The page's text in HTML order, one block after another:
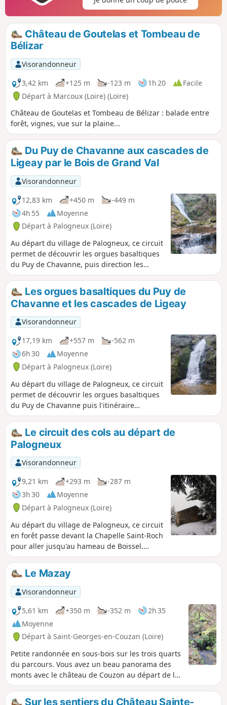
Château de Goutelas et Tombeau de
Bélizar
Visorandonneur
3,42 km
+125 m -123 m 1h 20
Facile
Départ à Marcoux (Loire) (Loire)
Château de Goutelas et Tombeau de Bélizar : balade entre
forêt, vignes, vue sur la plaine...
Du Puy de Chavanne aux cascades de
Ligeay par le Bois de Grand Val
Visorandonneur
12,83 km
+450 m
-449 m
4h 55
Moyenne
Départ à Palogneux (Loire)
Au départ du village de Palogneux, ce circuit
permet de découvrir les orgues basaltiques
du Puy de Chavanne, puis direction les
fabuleuses cascades de Ligeay. Le retour
s'effectue en passant par le Bois de Grand
Val. Les orgues basaltiques du Puy de
Chavanne et les cascades de Ligeay
Visorandonneur
17,19 km
+557 m
-562 m
6h 30
Moyenne
Départ à Palogneux (Loire)
Au départ du village de Palogneux, ce circuit
permet de découvrir les orgues basaltiques
du Puy de Chavanne puis l'itinéraire
continue par les cascades de Ligeay.
Poursuivre ensuite par une boucle en
empruntant le GR®89 jusqu'à la commune
Les Places, pour ensuite revenir au village
par la Goutte Crémière et les Épeurios.
Le circuit des cols au départ de
Palogneux
Visorandonneur
9,21 km
+293 m
-287 m
3h 30
Moyenne
Départ à Palogneux (Loire)
Au départ du village de Palogneux, ce circuit
en forêt passe devant la Chapelle Saint-Roch
pour aller jusqu'au hameau de Boissel.
Ensuite, retour au village en passant par le
Col du Las et celui de la Grande Roue.
Le Mazay
Visorandonneur
5,61 km
+350 m -352 m
2h 35
Moyenne
Départ à Saint-Georges-en-Couzan (Loire)
Petite randonnée en sous-bois sur les trois quarts
du parcours. Vous avez un beau panorama des
monts avec le château de Couzon au départ de la
randonnée. Le circuit présente un dénivelé par
palier qui est facilement abordable et passe aux
Sur les sentiers du Château Sainte-